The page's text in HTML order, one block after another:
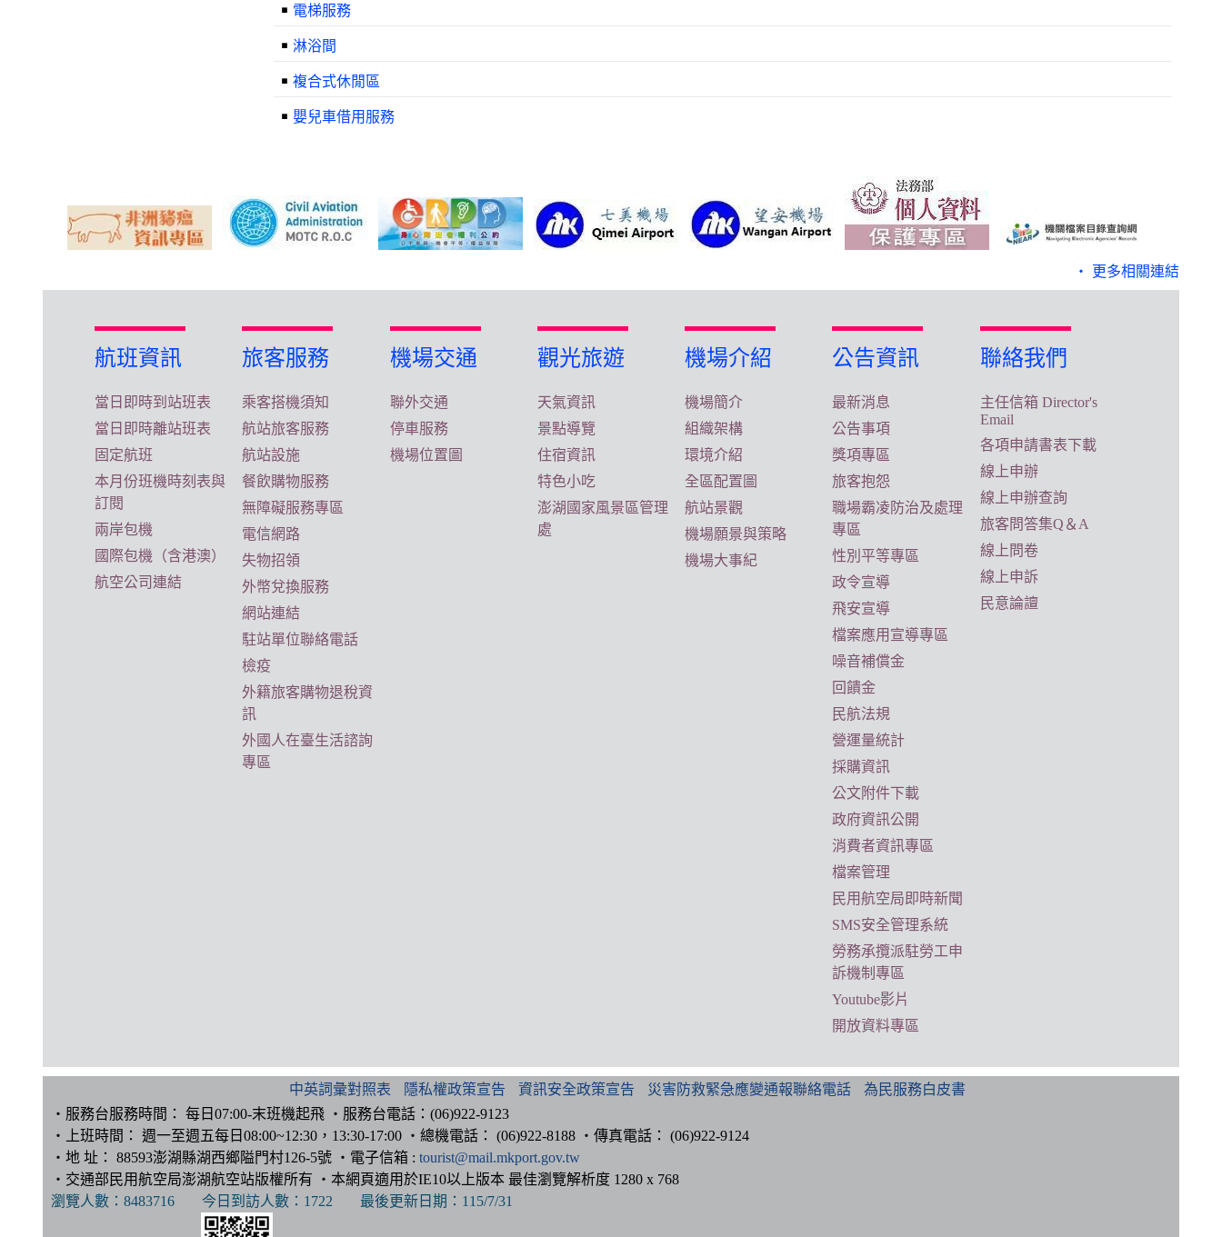
￭ 電梯服務
￭ 淋浴間
￭ 複合式休閒區
￭ 嬰兒車借用服務
‧ 更多相關連結
航班資訊
當日即時到站班表
當日即時離站班表
固定航班
本月份班機時刻表與
訂閱
兩岸包機
國際包機（含港澳）
航空公司連結
旅客服務
乘客搭機須知
航站旅客服務
航站設施
餐飲購物服務
無障礙服務專區
電信網路
失物招領
外幣兌換服務
網站連結
駐站單位聯絡電話
檢疫
外籍旅客購物退稅資
訊
外國人在臺生活諮詢
專區
機場交通
聯外交通
停車服務
機場位置圖
觀光旅遊
天氣資訊
景點導覽
住宿資訊
特色小吃
澎湖國家風景區管理
處
機場介紹
機場簡介
組織架構
環境介紹
全區配置圖
航站景觀
機場願景與策略
機場大事紀
公告資訊
最新消息
公告事項
獎項專區
旅客抱怨
職場霸凌防治及處理
專區
性別平等專區
政令宣導
飛安宣導
檔案應用宣導專區
噪音補償金
回饋金
民航法規
營運量統計
採購資訊
公文附件下載
政府資訊公開
消費者資訊專區
檔案管理
民用航空局即時新聞
SMS安全管理系統
勞務承攬派駐勞工申
訴機制專區
Youtube影片
開放資料專區
聯絡我們
主任信箱 Director's
Email
各項申請書表下載
線上申辦
線上申辦查詢
旅客問答集Q＆A
線上問卷
線上申訴
民意論譠
中英詞彙對照表 隱私權政策宣告 資訊安全政策宣告 災害防救緊急應變通報聯絡電話
為民服務白皮書
‧服務台服務時間： 每日07:00-末班機起飛 ‧服務台電話：(06)922-9123
‧上班時間： 週一至週五每日08:00~12:30，13:30-17:00 ‧總機電話： (06)922-8188 ‧傳真電話： (06)922-9124
‧地 址： 88593澎湖縣湖西鄉隘門村126-5號 ‧電子信箱 : tourist@mail.mkport.gov.tw
‧交通部民用航空局澎湖航空站版權所有 ‧本網頁適用於IE10以上版本 最佳瀏覽解析度 1280 x 768
瀏覽人數： 8483716 今日到訪人數： 1722 最後更新日期： 115/7/31